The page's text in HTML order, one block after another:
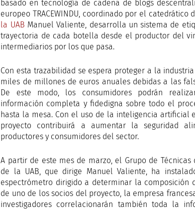
basado en tecnología de cadena de blogs
europeo TRACEWINDU, coordinado por el catedrático
la UAB Manuel Valiente, desarrolla un sistema de
trayectoria de cada botella desde el productor del
intermediarios por los que pasa.
Con esta trazabilidad se espera proteger a la
miles de millones de euros anuales debidas a las
De este modo, los consumidores podrán
información completa y fidedigna sobre todo el
hasta la mesa. Con el uso de la inteligencia artificial
proyecto contribuirá a aumentar la seguridad
productores y consumidores del sector.
A partir de este mes de marzo, el Grupo de Técnicas
de la UAB, que dirige Manuel Valiente, ha
espectrómetro dirigido a determinar la composición
de uno de los socios del proyecto, la empresa
investigadores correlacionarán también toda la